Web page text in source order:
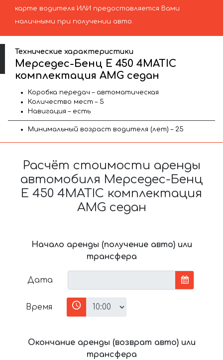
карте водителя ИЛИ предоставляется Вами
наличными при получении авто.
Технические характеристики
Мерседес-Бенц E 450 4MATIC
комплектация AMG седан
Коробка передач – автоматическая
Количество мест – 5
Навигация – есть
Минимальный возраст водителя (лет) – 25
Расчёт стоимости аренды
автомобиля Мерседес-Бенц
E 450 4MATIC комплектация
AMG седан
Начало аренды (получение авто) или
трансфера
Дата
Время
Окончание аренды (возврат авто) или
трансфера